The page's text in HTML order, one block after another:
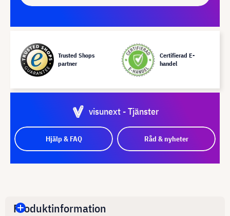
Trusted Shops
partner
Certifierad E-
handel
visunext - Tjänster
Hjälp & FAQ Råd & nyheter
Produktinformation